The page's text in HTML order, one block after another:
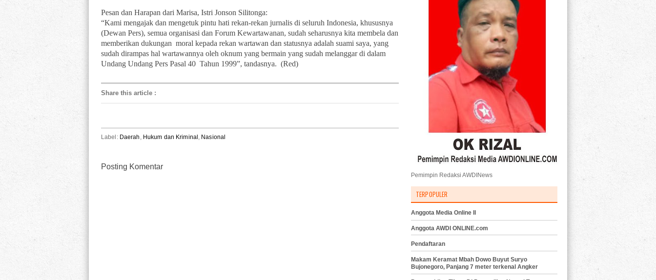
Pesan dan Harapan dari Marisa, Istri Jonson Silitonga:
“Kami mengajak dan mengetuk pintu hati rekan-rekan jurnalis di seluruh Indonesia, khususnya
(Dewan Pers), semua organisasi dan Forum Kewartawanan, sudah seharusnya kita membela dan
memberikan dukungan moral kepada rekan wartawan dan statusnya adalah suami saya, yang
sudah dirampas hal wartawannya oleh oknum yang bermain yang sudah melanggar di dalam
Undang Undang Pers Pasal 40 Tahun 1999”, tandasnya. (Red)
Share this article :
Label: Daerah , Hukum dan Kriminal , Nasional
Posting Komentar
Pemimpin Redaksi AWDINews
TERPOPULER
Anggota Media Online II
Anggota AWDI ONLINE.com
Pendaftaran
Makam Keramat Mbah Dowo Buyut Suryo
Bujonegoro, Panjang 7 meter terkenal Angker